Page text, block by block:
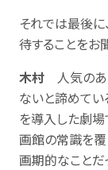
それでは最後
待することをお
木村 人気のあ
ないと諦めて
を導入した劇
画館の常識を
画期的なことだ